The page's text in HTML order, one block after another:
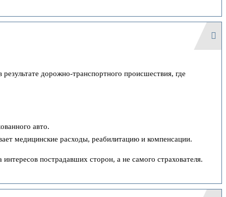
дорожно-транспортного происшествия, где
авто.
медицинские расходы, реабилитацию и компенсации.
пострадавших сторон, а не самого страхователя.